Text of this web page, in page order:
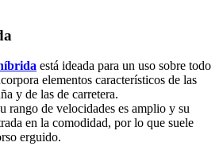
está ideada para un uso sobre todo
elementos característicos de las
y de las de carretera.
rango de velocidades es amplio y su
en la comodidad, por lo que suele
erguido.